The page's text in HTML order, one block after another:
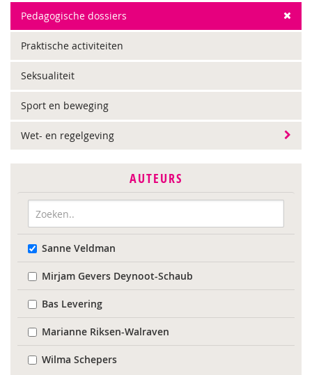
Pedagogische dossiers
Praktische activiteiten
Seksualiteit
Sport en beweging
Wet- en regelgeving
AUTEURS
Sanne Veldman
Mirjam Gevers Deynoot-Schaub
Bas Levering
Marianne Riksen-Walraven
Wilma Schepers